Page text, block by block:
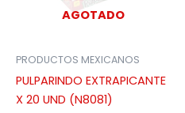
AGOTADO
PRODUCTOS MEXICANOS
PULPARINDO EXTRAPICANTE
X 20 UND (N8081)